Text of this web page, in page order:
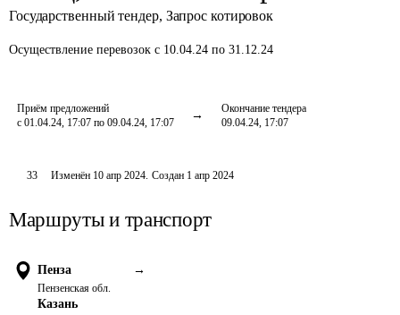
Государственный тендер, Запрос котировок
Осуществление перевозок с 10.04.24 по 31.12.24
Приём предложений
с 01.04.24, 17:07 по 09.04.24, 17:07
Окончание тендера
09.04.24, 17:07
33 Изменён 10 апр 2024. Создан 1 апр 2024
Маршруты и транспорт
Пенза →
Пензенская обл.
Казань